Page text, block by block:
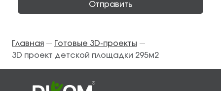
Отправить
Главная — Готовые 3D-проекты —
3D проект детской площадки 295м2